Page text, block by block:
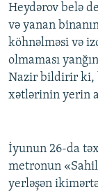
Heydərov belə
və yanan
köhnəlməsi və
olmaması
Nazir bildirir ki,
xətlərinin yerin
İyunun 26-da
metronun
yerləşən